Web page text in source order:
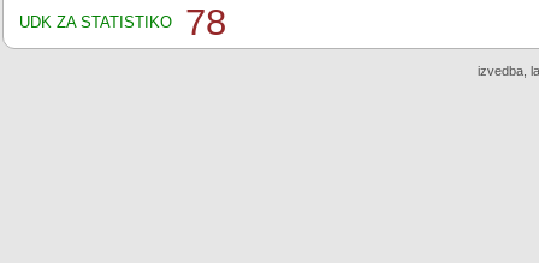
UDK ZA STATISTIKO 78
izvedba,